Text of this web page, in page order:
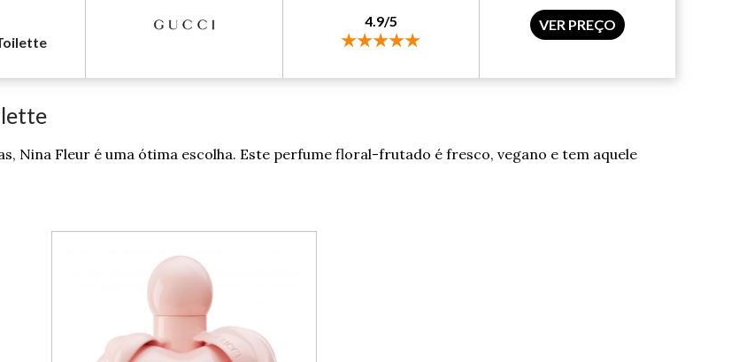
4.9/5 VER PREÇO
Nina Fleur é uma ótima escolha. Este perfume floral-frutado é fresco, vegano e tem aquele